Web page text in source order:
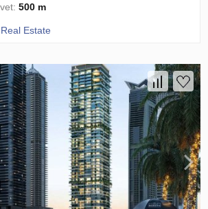
500 m
Estate